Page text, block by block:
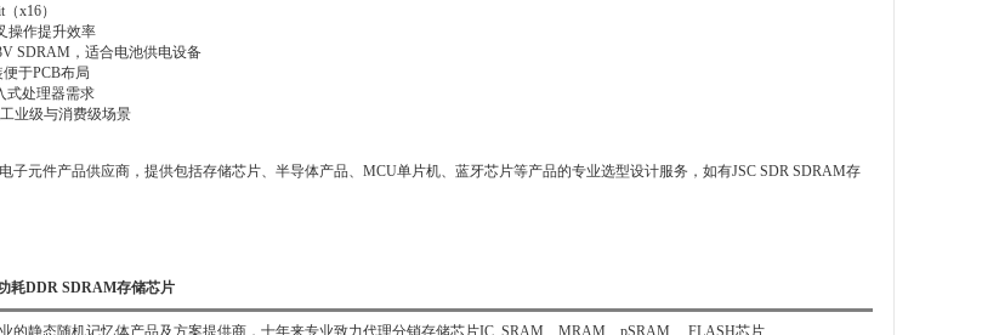
x16）
操作提升效率
SDRAM，适合电池供电设备
于PCB布局
式处理器需求
业级与消费级场景
子元件产品供应商，提供包括存储芯片、半导体产品、MCU单片机、蓝牙芯片等产品的专业选型设计服务，如有JSC SDR SDRAM存
耗DDR SDRAM存储芯片
的静态随机记忆体产品及方案提供商，十年来专业致力代理分销存储芯片IC, SRAM、MRAM、pSRAM、 FLASH芯片、